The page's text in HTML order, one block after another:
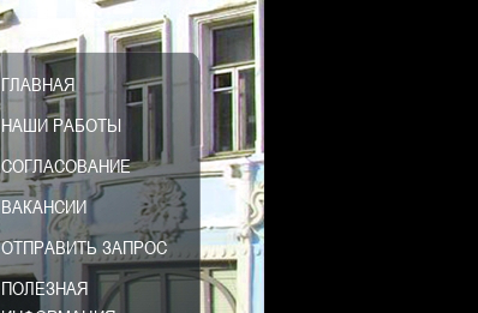
ГЛАВНАЯ
НАШИ РАБОТЫ
СОГЛАСОВАНИЕ
ВАКАНСИИ
ОТПРАВИТЬ ЗАПРОС
ПОЛЕЗНАЯ